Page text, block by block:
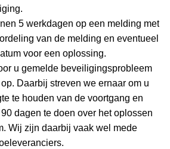
5 werkdagen op een melding met
van de melding en eventueel
voor een oplossing.
u gemelde beveiligingsprobleem
Daarbij streven we ernaar om u
te houden van de voortgang en
dagen te doen over het oplossen
Wij zijn daarbij vaak wel mede